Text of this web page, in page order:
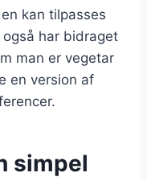
kan tilpasses
har bidraget
man er vegetar
en version af
simpel